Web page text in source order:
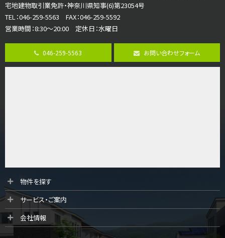
第8位
長後駅
バ11分・歩6分
全棟ＬＤＫは16帖の4ＬＤＫ！食器洗い乾燥機や浴…
海老名駅
リビングダイニング部分の床暖房完備 車並列2台駐…
宅地建物取引業免許・神奈川県知事(6)第23054号
TEL：046-259-5563 FAX：046-259-5592
営業時間：8:30～20:00 定休日：水曜日
046-259-5563 お問い合わせフォーム
物件を探す
サービス・ご案内
会社情報